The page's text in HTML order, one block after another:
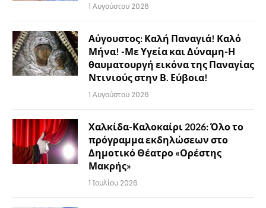
1 Αυγούστου 2026
Αύγουστος: Καλή Παναγιά! Καλό
Μήνα! -Με Υγεία και Δύναμη-Η
θαυματουργή εικόνα της Παναγίας
Ντινιούς στην Β. Εύβοια!
1 Αυγούστου 2026
Χαλκίδα-Καλοκαίρι 2026: Όλο το
πρόγραμμα εκδηλώσεων στο
Δημοτικό Θέατρο «Ορέστης
Μακρής»
1 Ιουλίου 2026